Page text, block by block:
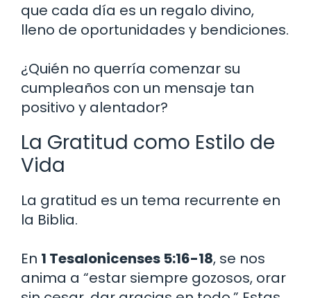
que cada día es un regalo divino,
lleno de oportunidades y bendiciones.
¿Quién no querría comenzar su
cumpleaños con un mensaje tan
positivo y alentador?
La Gratitud como Estilo de
Vida
La gratitud es un tema recurrente en
la Biblia.
En 1 Tesalonicenses 5:16-18, se nos
anima a “estar siempre gozosos, orar